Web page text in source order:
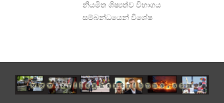
නියමිත ශිෂ්‍යත්ව විභාගය
සම්බන්ධයෙන් විශේෂ